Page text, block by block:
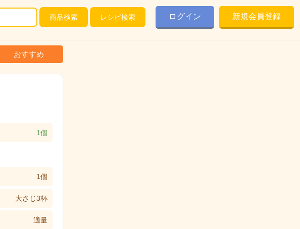
商品検索 レシピ検索 ログイン 新規会員登録
おすすめ
1個
1個
大さじ3杯
適量